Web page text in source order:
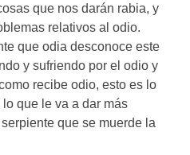
que nos darán rabia, y
relativos al odio.
que odia desconoce este
y sufriendo por el odio y
recibe odio, esto es lo
que le va a dar más
que se muerde la